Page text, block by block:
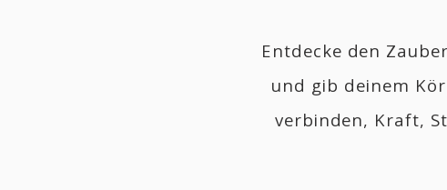
Entdecke den
und gib deinem
verbinden, Kraft,